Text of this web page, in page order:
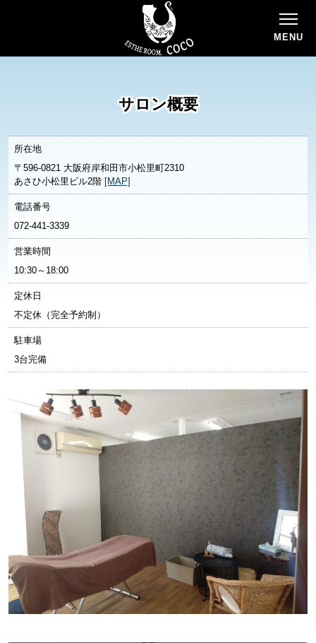
MENU
サロン概要
所在地
〒596-0821 大阪府岸和田市小松里町2310
あさひ小松里ビル2階 [MAP]
電話番号
072-441-3339
営業時間
10:30～18:00
定休日
不定休（完全予約制）
駐車場
3台完備